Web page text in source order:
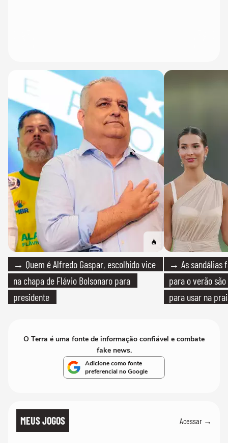
→ Quem é Alfredo Gaspar, escolhido vice
na chapa de Flávio Bolsonaro para
presidente
→ As sandálias
para o verão
para usar na
O Terra é uma fonte de informação confiável e combate
fake news.
Adicione como fonte
preferencial no Google
MEUS JOGOS Acessar →